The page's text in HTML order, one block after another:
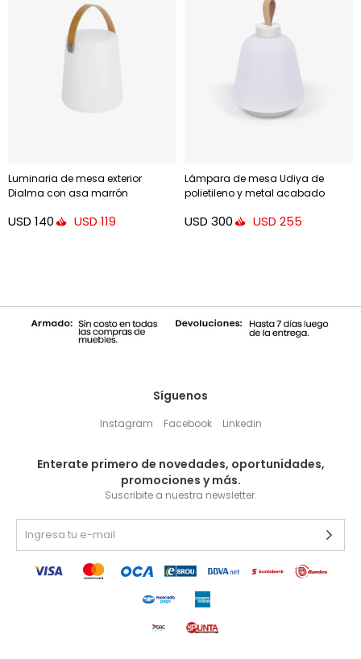
Luminaria de mesa exterior
Dialma con asa marrón
USD 140 USD 119
Lámpara de mesa Udiya de
polietileno y metal acabado
USD 300 USD 255
Síguenos
Instagram Facebook Linkedin
Enterate primero de novedades, oportunidades,
promociones y más.
Suscribite a nuestra newsletter.